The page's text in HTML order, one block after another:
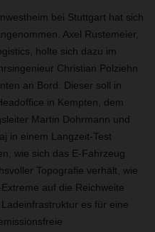
bei Stuttgart hat sich
Axel Rustemeier,
holte sich dazu im
Christian Polziehn
an Bord. Dieser soll in
in Kempten, dem
Martin Dohrmann und
in einem Langzeit-Test
wie sich das E-Fahrzeug
Topografie verhält, wie
auf die Reichweite
es für eine